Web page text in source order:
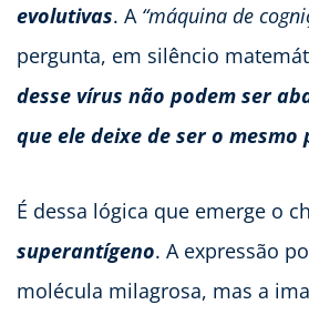
evolutivas. A “máquina de
pergunta, em silêncio
desse vírus não podem ser
que ele deixe de ser o mesmo
É dessa lógica que emerge o
superantígeno. A expressão
molécula milagrosa, mas a